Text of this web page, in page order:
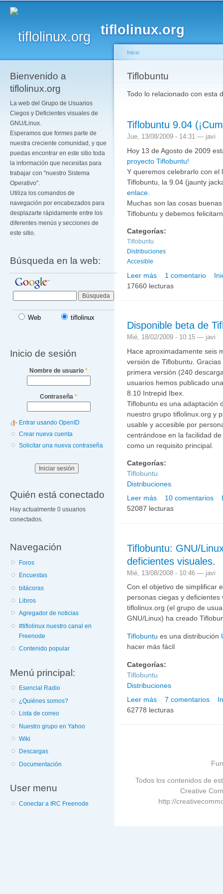
tiflolinux.org
Bienvenido a
tiflolinux.org
La web del Grupo de Usuarios
Ciegos y Deficientes visuales de
GNU/Linux.
Esperamos que formes parte de
nuestra creciente comunidad, y que
puedas encontrar en este sitio toda
la información que necesitas para
trabajar con "nuestro Sistema
Operativo".
Utiliza los comandos de
navegación por encabezados para
desplazarte rápidamente entre los
diferentes menús y secciones de
este sitio.
Búsqueda en la web:
Web tiflolinux
Inicio de sesión
Nombre de usuario *
Contraseña *
Entrar usando OpenID
Crear nueva cuenta
Solicitar una nueva contraseña
Quién está conectado
Hay actualmente 0 usuarios
conectados.
Navegación
Foros
Encuestas
bitácoras
Libros
Agregador de noticias
#tiflolinux nuestro canal en
Freenode
Contenido popular
Menú principal:
Esencial Radio
¿Quiénes somos?
Lista de correo
Nuestro grupo en Yahoo
Wiki
Descargas
Documentación
User menu
Conectar a IRC Freenode
Se encuentra usted
Inicio
Tiflobuntu
Todo lo relacionado con esta
Tiflobuntu 9.04
Jue, 13/08/2009 - 14:31 — javi
Hoy 13 de Agosto de 2009
proyecto Tiflobuntu!
Y queremos celebrarlo con el
Tiflobuntu, la 9.04 (jaunty
enlace.
Muchas son las cosas
Tiflobuntu y debemos
Categorías:
Tiflobuntu
Distribuciones
Accesible
Leer más sobre Tiflobuntu 9.04
1 comentario
17660 lecturas
Disponible beta de
Mié, 18/02/2009 - 10:15 — javi
Hace aproximadamente seis
versión de Tiflobuntu.
primera versión (240
usuarios hemos publicado
8.10 Intrepid Ibex.
Tiflobuntu es una adaptación
nuestro grupo tiflolinux.org y
usable y accesible por
centrándose en la facilidad
como un requisito principal.
Categorías:
Tiflobuntu
Distribuciones
Leer más sobre Disponible beta
10 comentarios
52087 lecturas
Tiflobuntu: GNU/
deficientes visuales.
Mié, 13/08/2008 - 10:46 — javi
Con el objetivo de simplificar
personas ciegas y deficientes
tiflolinux.org (el grupo de
GNU/Linux) ha creado
Tiflobuntu es una distribución
hacer más fácil
Categorías:
Tiflobuntu
Distribuciones
Leer más sobre Tiflobuntu:
7 comentarios
62778 lecturas
Todos los contenidos de
Creative
http://